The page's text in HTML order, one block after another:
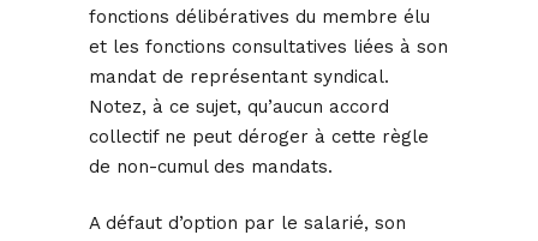
fonctions délibératives du membre élu
et les fonctions consultatives liées à son
mandat de représentant syndical.
Notez, à ce sujet, qu’aucun accord
collectif ne peut déroger à cette règle
de non-cumul des mandats.
A défaut d’option par le salarié, son